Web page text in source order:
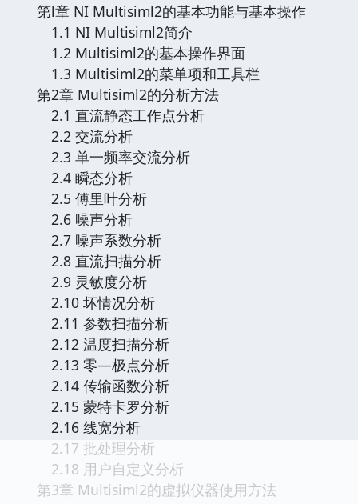
第l章 NI Multisiml2的基本功能与基本操作
1.1 NI Multisiml2简介
1.2 Multisiml2的基本操作界面
1.3 Multisiml2的菜单项和工具栏
第2章 Multisiml2的分析方法
2.1 直流静态工作点分析
2.2 交流分析
2.3 单一频率交流分析
2.4 瞬态分析
2.5 傅里叶分析
2.6 噪声分析
2.7 噪声系数分析
2.8 直流扫描分析
2.9 灵敏度分析
2.10 坏情况分析
2.11 参数扫描分析
2.12 温度扫描分析
2.13 零―极点分析
2.14 传输函数分析
2.15 蒙特卡罗分析
2.16 线宽分析
2.17 批处理分析
2.18 用户自定义分析
第3章 Multisiml2的虚拟仪器使用方法